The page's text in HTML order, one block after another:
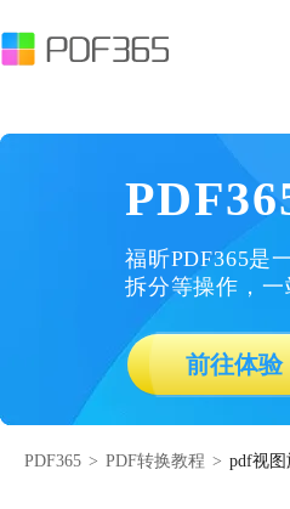
福昕PDF365是
拆分等操作，
前往体验
PDF365 > PDF转换教程 > pdf视